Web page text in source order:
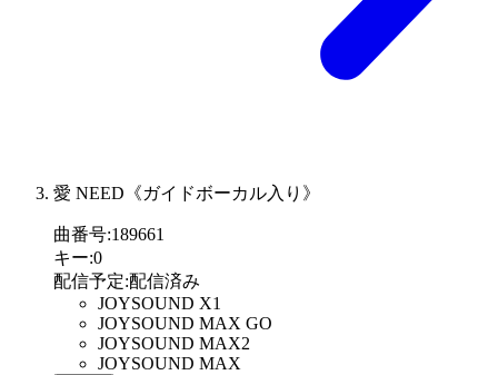
愛 NEED《ガイドボーカル入り》
曲番号:189661
キー:0
配信予定:配信済み
JOYSOUND X1
JOYSOUND MAX GO
JOYSOUND MAX2
JOYSOUND MAX